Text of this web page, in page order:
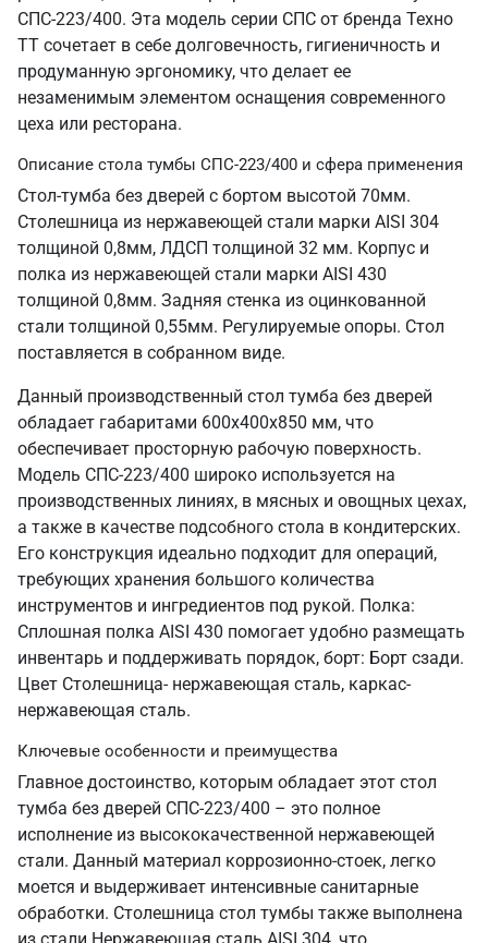
СПС-223/400. Эта модель серии СПС от бренда Техно
ТТ сочетает в себе долговечность, гигиеничность и
продуманную эргономику, что делает ее
незаменимым элементом оснащения современного
цеха или ресторана.
Описание стола тумбы СПС-223/400 и сфера применения
Стол-тумба без дверей с бортом высотой 70мм.
Столешница из нержавеющей стали марки AISI 304
толщиной 0,8мм, ЛДСП толщиной 32 мм. Корпус и
полка из нержавеющей стали марки AISI 430
толщиной 0,8мм. Задняя стенка из оцинкованной
стали толщиной 0,55мм. Регулируемые опоры. Стол
поставляется в собранном виде.
Данный производственный стол тумба без дверей
обладает габаритами 600х400х850 мм, что
обеспечивает просторную рабочую поверхность.
Модель СПС-223/400 широко используется на
производственных линиях, в мясных и овощных цехах,
а также в качестве подсобного стола в кондитерских.
Его конструкция идеально подходит для операций,
требующих хранения большого количества
инструментов и ингредиентов под рукой. Полка:
Сплошная полка AISI 430 помогает удобно размещать
инвентарь и поддерживать порядок, борт: Борт сзади.
Цвет Столешница- нержавеющая сталь, каркас-
нержавеющая сталь.
Ключевые особенности и преимущества
Главное достоинство, которым обладает этот стол
тумба без дверей СПС-223/400 – это полное
исполнение из высококачественной нержавеющей
стали. Данный материал коррозионно-стоек, легко
моется и выдерживает интенсивные санитарные
обработки. Столешница стол тумбы также выполнена